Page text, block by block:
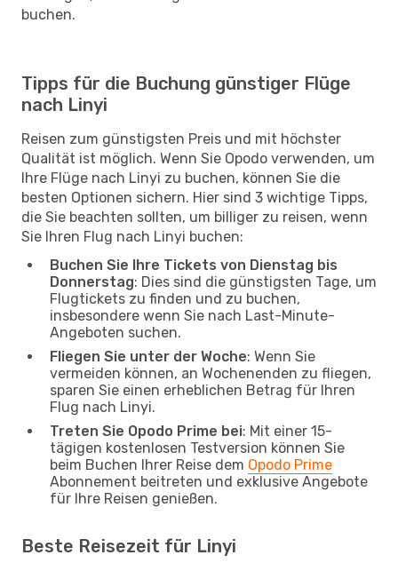
buchen.
Tipps für die Buchung günstiger Flüge
nach Linyi
Reisen zum günstigsten Preis und mit höchster
Qualität ist möglich. Wenn Sie Opodo verwenden, um
Ihre Flüge nach Linyi zu buchen, können Sie die
besten Optionen sichern. Hier sind 3 wichtige Tipps,
die Sie beachten sollten, um billiger zu reisen, wenn
Sie Ihren Flug nach Linyi buchen:
Buchen Sie Ihre Tickets von Dienstag bis
Donnerstag: Dies sind die günstigsten Tage, um
Flugtickets zu finden und zu buchen,
insbesondere wenn Sie nach Last-Minute-
Angeboten suchen.
Fliegen Sie unter der Woche: Wenn Sie
vermeiden können, an Wochenenden zu fliegen,
sparen Sie einen erheblichen Betrag für Ihren
Flug nach Linyi.
Treten Sie Opodo Prime bei: Mit einer 15-
tägigen kostenlosen Testversion können Sie
beim Buchen Ihrer Reise dem Opodo Prime
Abonnement beitreten und exklusive Angebote
für Ihre Reisen genießen.
Beste Reisezeit für Linyi